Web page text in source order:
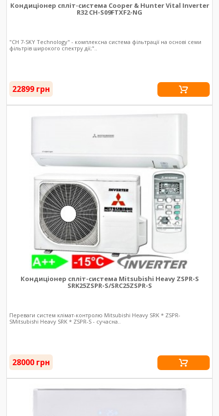
Кондиціонер спліт-система Cooper & Hunter Vital Inverter
R32 CH-S09FTXF2-NG
"CH 7-SKY Technology" - комплексна система фільтрації на основі семи
фільтрів широкого спектру дії;"..
22899 грн
Кондиціонер спліт-система Mitsubishi Heavy ZSPR-S
SRK25ZSPR-S/SRC25ZSPR-S
Переваги систем клімат-контролю Mitsubishi Heavy SRK * ZSPR-
SMitsubishi Heavy SRK * ZSPR-S - сучасна..
28000 грн